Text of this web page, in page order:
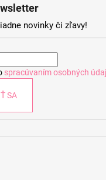
novinky či zľavy!
spracúvaním osobných
SA